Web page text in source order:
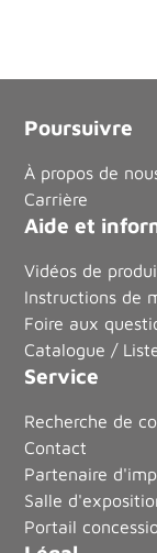
Poursuivre
À propos de
Carrière
Aide et
Vidéos de
Instructions de
Foire aux
Catalogue /
Service
Recherche de
Contact
Partenaire
Salle
Portail